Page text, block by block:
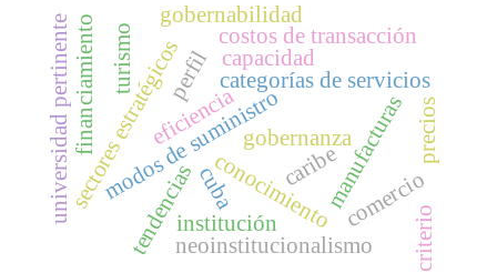
categorías de servicios
modos de suministro
tendencias manufacturas
sectores estratégicos capacidad
conocimiento
costos de transacción
gobernabilidad
gobernanza
institución
neoinstitucionalismo
financiamiento
universidad pertinente precios
eficiencia
perfil
caribe
comercio
turismo
criterio
cuba